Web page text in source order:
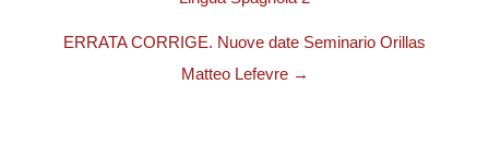
ERRATA CORRIGE. Nuove date Seminario Orillas
Matteo Lefevre →